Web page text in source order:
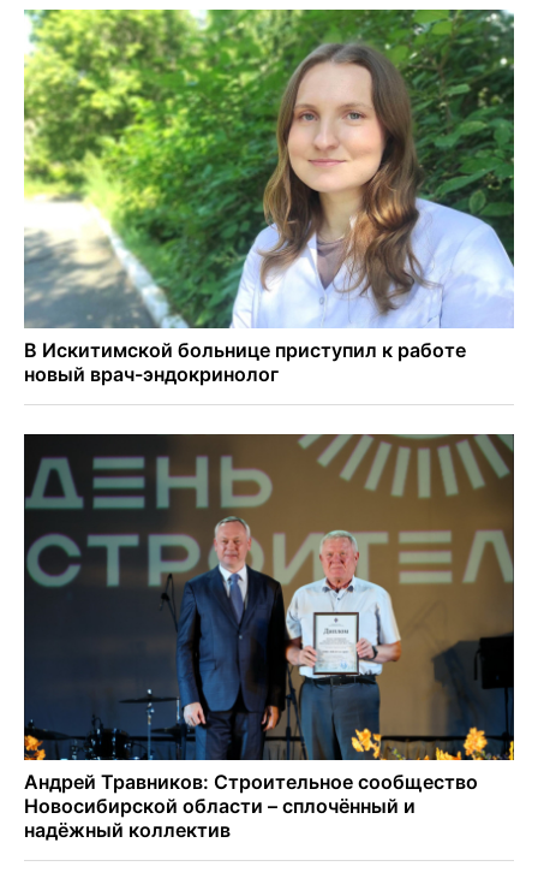
Покрытие рулежных дорожек обновили в аэропорту
Толмачево по нацпроекту
В Новосибирске зафиксирован рост заболеваемости
энтеровирусной инфекцией